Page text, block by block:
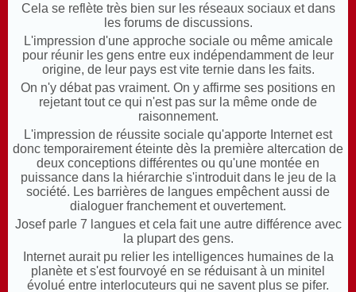
Cela se reflète très bien sur les réseaux sociaux et dans
les forums de discussions.
L'impression d'une approche sociale ou même amicale
pour réunir les gens entre eux indépendamment de leur
origine, de leur pays est vite ternie dans les faits.
On n'y débat pas vraiment. On y affirme ses positions en
rejetant tout ce qui n'est pas sur la même onde de
raisonnement.
L'impression de réussite sociale qu'apporte Internet est
donc temporairement éteinte dès la première altercation de
deux conceptions différentes ou qu'une montée en
puissance dans la hiérarchie s'introduit dans le jeu de la
société. Les barrières de langues empêchent aussi de
dialoguer franchement et ouvertement.
Josef parle 7 langues et cela fait une autre différence avec
la plupart des gens.
Internet aurait pu relier les intelligences humaines de la
planète et s'est fourvoyé en se réduisant à un minitel
évolué entre interlocuteurs qui ne savent plus se pifer.